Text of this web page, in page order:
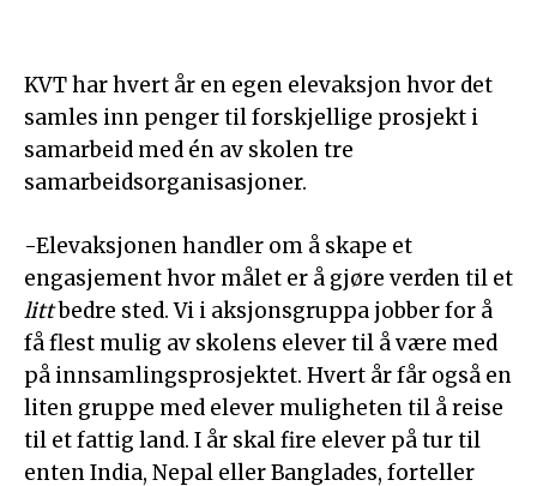
KVT har hvert år en egen elevaksjon hvor det
samles inn penger til forskjellige prosjekt i
samarbeid med én av skolen tre
samarbeidsorganisasjoner.
-Elevaksjonen handler om å skape et
engasjement hvor målet er å gjøre verden til et
littbedre sted. Vi i aksjonsgruppa jobber for å
få flest mulig av skolens elever til å være med
på innsamlingsprosjektet. Hvert år får også en
liten gruppe med elever muligheten til å reise
til et fattig land. I år skal fire elever på tur til
enten India, Nepal eller Banglades, forteller